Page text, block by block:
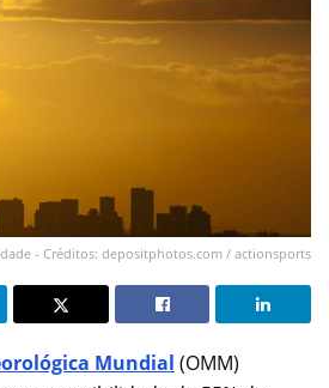
- Créditos: depositphotos.com / actionsports
Mundial (OMM)